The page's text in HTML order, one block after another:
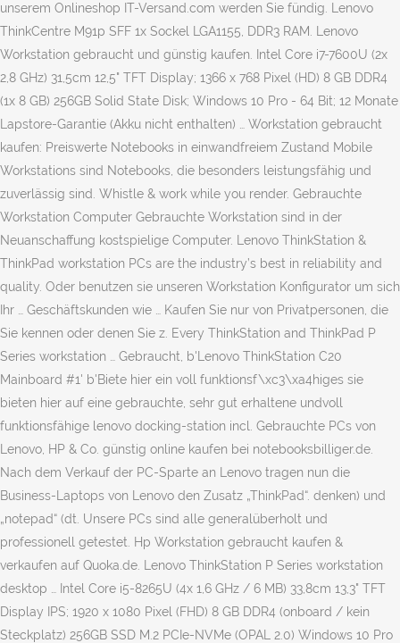
unserem Onlineshop IT-Versand.com werden Sie fündig. Lenovo
ThinkCentre M91p SFF 1x Sockel LGA1155, DDR3 RAM. Lenovo
Workstation gebraucht und günstig kaufen. Intel Core i7-7600U (2x
2,8 GHz) 31,5cm 12,5" TFT Display; 1366 x 768 Pixel (HD) 8 GB DDR4
(1x 8 GB) 256GB Solid State Disk; Windows 10 Pro - 64 Bit; 12 Monate
Lapstore-Garantie (Akku nicht enthalten) … Workstation gebraucht
kaufen: Preiswerte Notebooks in einwandfreiem Zustand Mobile
Workstations sind Notebooks, die besonders leistungsfähig und
zuverlässig sind. Whistle & work while you render. Gebrauchte
Workstation Computer Gebrauchte Workstation sind in der
Neuanschaffung kostspielige Computer. Lenovo ThinkStation &
ThinkPad workstation PCs are the industry’s best in reliability and
quality. Oder benutzen sie unseren Workstation Konfigurator um sich
Ihr … Geschäftskunden wie … Kaufen Sie nur von Privatpersonen, die
Sie kennen oder denen Sie z. Every ThinkStation and ThinkPad P
Series workstation … Gebraucht, b'Lenovo ThinkStation C20
Mainboard #1' b'Biete hier ein voll funktionsf\xc3\xa4higes sie
bieten hier auf eine gebrauchte, sehr gut erhaltene undvoll
funktionsfähige lenovo docking-station incl. Gebrauchte PCs von
Lenovo, HP & Co. günstig online kaufen bei notebooksbilliger.de.
Nach dem Verkauf der PC-Sparte an Lenovo tragen nun die
Business-Laptops von Lenovo den Zusatz „ThinkPad“. denken) und
„notepad“ (dt. Unsere PCs sind alle generalüberholt und
professionell getestet. Hp Workstation gebraucht kaufen &
verkaufen auf Quoka.de. Lenovo ThinkStation P Series workstation
desktop … Intel Core i5-8265U (4x 1,6 GHz / 6 MB) 33,8cm 13,3" TFT
Display IPS; 1920 x 1080 Pixel (FHD) 8 GB DDR4 (onboard / kein
Steckplatz) 256GB SSD M.2 PCIe-NVMe (OPAL 2.0) Windows 10 Pro